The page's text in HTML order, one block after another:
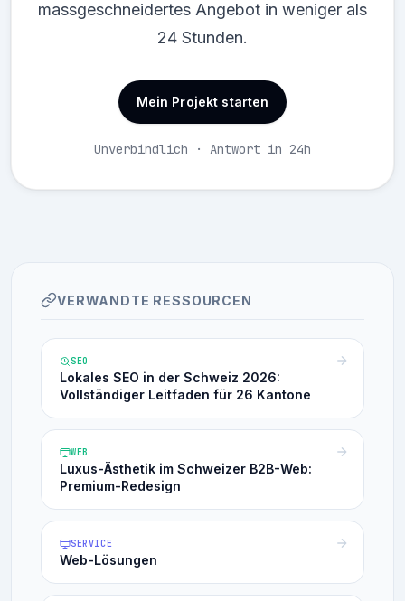
massgeschneidertes Angebot in weniger als
24 Stunden.
Mein Projekt starten
Unverbindlich · Antwort in 24h
VERWANDTE RESSOURCEN
SEO
Lokales SEO in der Schweiz 2026:
Vollständiger Leitfaden für 26 Kantone
WEB
Luxus-Ästhetik im Schweizer B2B-Web:
Premium-Redesign
SERVICE
Web-Lösungen